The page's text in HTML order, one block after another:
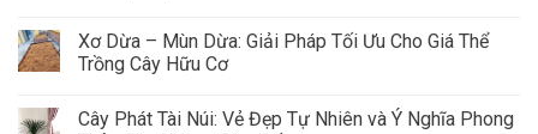
Xơ Dừa – Mùn Dừa: Giải Pháp Tối Ưu Cho Giá Thể
Trồng Cây Hữu Cơ
Cây Phát Tài Núi: Vẻ Đẹp Tự Nhiên và Ý Nghĩa Phong